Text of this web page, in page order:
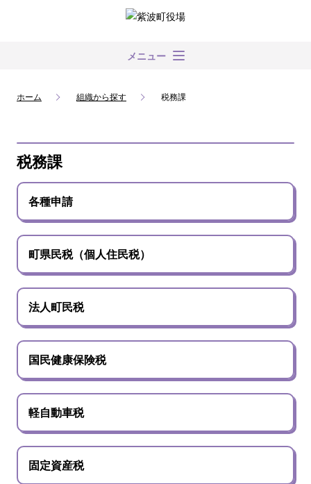
メニュー
ホーム 組織から探す 税務課
税務課
各種申請
町県民税（個人住民税）
法人町民税
国民健康保険税
軽自動車税
固定資産税